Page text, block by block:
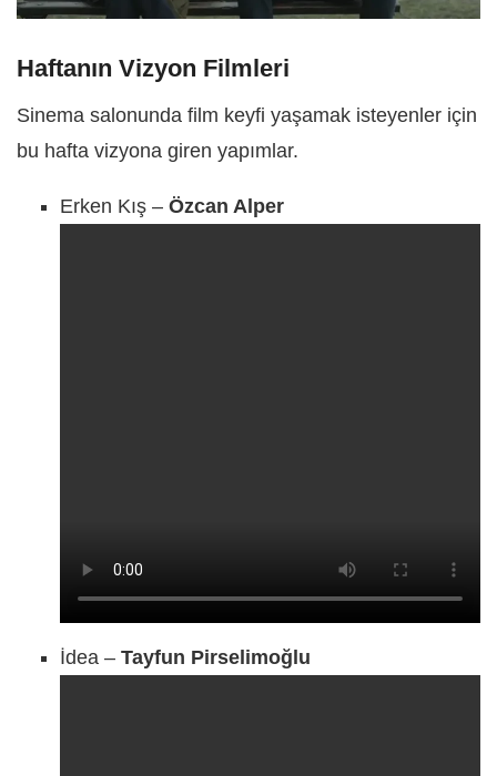
Haftanın Vizyon Filmleri
Sinema salonunda film keyfi yaşamak isteyenler için
bu hafta vizyona giren yapımlar.
Erken Kış – Özcan Alper
İdea – Tayfun Pirselimoğlu